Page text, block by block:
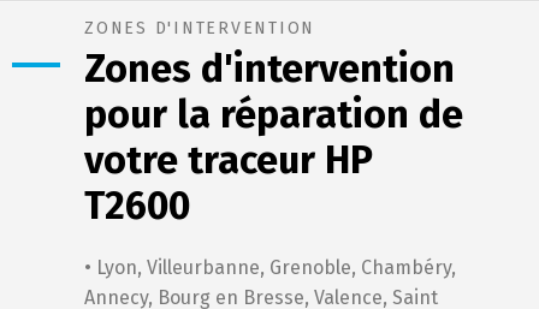
ZONES D'INTERVENTION
Zones d'intervention
pour la réparation de
votre traceur HP
T2600
• Lyon, Villeurbanne, Grenoble, Chambéry,
Annecy, Bourg en Bresse, Valence, Saint